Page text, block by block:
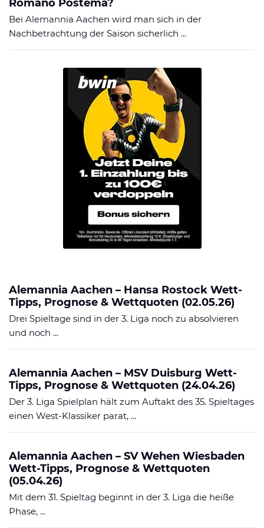
Romano Postema?
Bei Alemannia Aachen wird man sich in der
Nachbetrachtung der Saison sicherlich ...
Alemannia Aachen – Hansa Rostock Wett-
Tipps, Prognose & Wettquoten (02.05.26)
Drei Spieltage sind in der 3. Liga noch zu absolvieren
und noch ...
Alemannia Aachen – MSV Duisburg Wett-
Tipps, Prognose & Wettquoten (24.04.26)
Der 3. Liga Spielplan hält zum Auftakt des 35. Spieltages
einen West-Klassiker parat, ...
Alemannia Aachen – SV Wehen Wiesbaden
Wett-Tipps, Prognose & Wettquoten
(05.04.26)
Mit dem 31. Spieltag beginnt in der 3. Liga die heiße
Phase, ...